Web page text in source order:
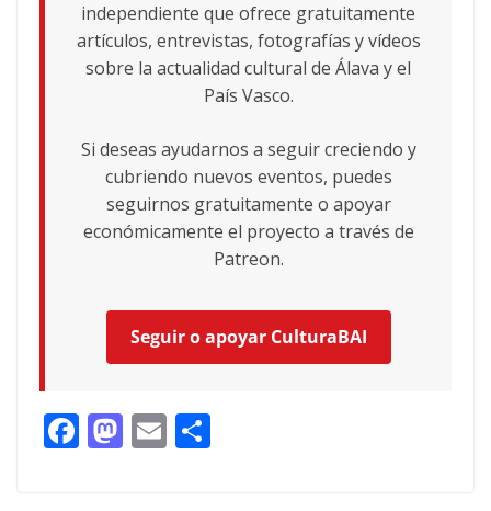
independiente que ofrece gratuitamente
artículos, entrevistas, fotografías y vídeos
sobre la actualidad cultural de Álava y el
País Vasco.
Si deseas ayudarnos a seguir creciendo y
cubriendo nuevos eventos, puedes
seguirnos gratuitamente o apoyar
económicamente el proyecto a través de
Patreon.
Seguir o apoyar CulturaBAI
F M E